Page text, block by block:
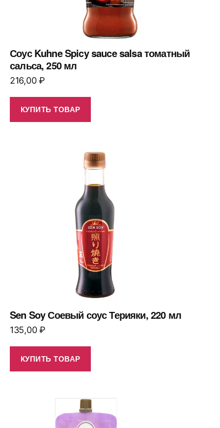
Соус Kuhne Spicy sauce salsa томатный
сальса, 250 мл
216,00₽
КУПИТЬ ТОВАР
Sen Soy Соевый соус Терияки, 220 мл
135,00₽
КУПИТЬ ТОВАР